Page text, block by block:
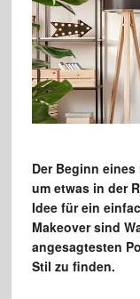
Der Beginn
um etwas in der
Idee für ein
Makeover sind
angesagtesten
Stil zu finden.